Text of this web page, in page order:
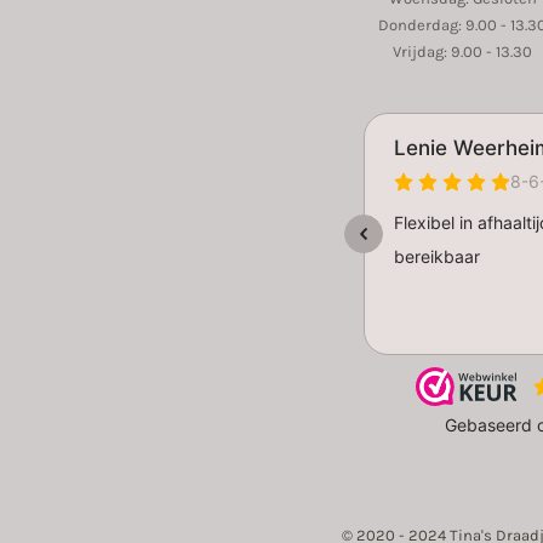
Donderdag: 9.00 -
Vrijdag: 9.00 - 13.30
© 2020 - 2024 Tina's